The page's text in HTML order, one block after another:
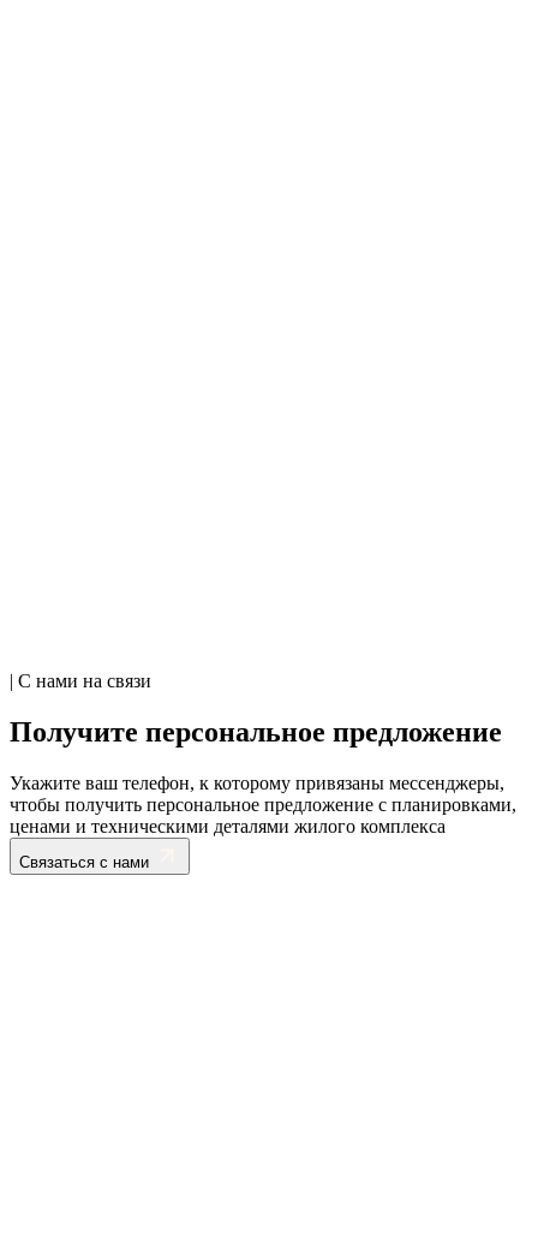
| С нами на связи
Получите персональное предложение
Укажите ваш телефон, к которому привязаны мессенджеры,
чтобы получить персональное предложение с планировками,
ценами и техническими деталями жилого комплекса
Связаться с нами